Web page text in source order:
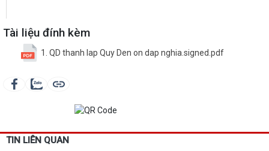
Tài liệu đính kèm
1. QD thanh lap Quy Den on dap nghia.signed.pdf
TIN LIÊN QUAN